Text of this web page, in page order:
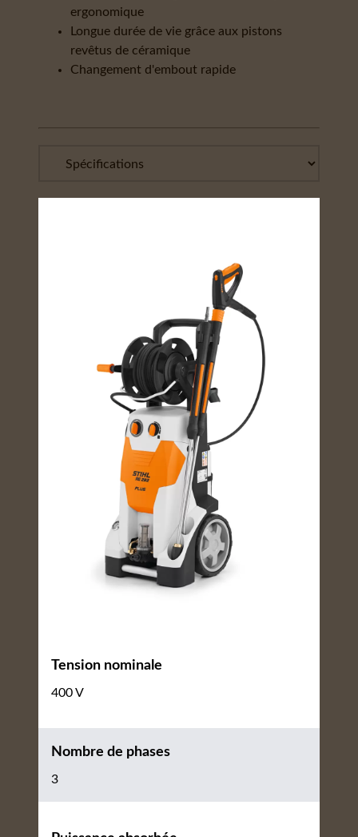
ergonomique
Longue durée de vie grâce aux pistons
revêtus de céramique
Changement d'embout rapide
Tension nominale
400 V
Nombre de phases
3